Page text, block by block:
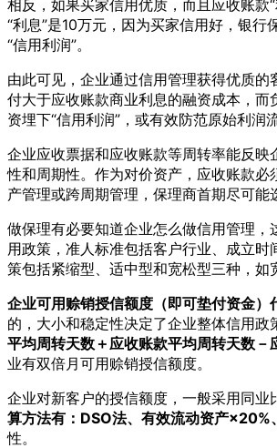
相反，如果买家信用优质，而且应收账款
“利息”是10万元，因为买家信用好，银
“信用利润”。
由此可见，企业通过信用管理获得优质
付大于应收账款商业利息的融资成本，而
资埋下“信用利润”，或有效防范原始利润流
企业应收票据和应收账款等周转率能反
性和周期性。作为对价资产，应收账款
产管理或跨周期管理，保理商首期尽可能
做保理有必要知道企业怎么做信用管理
用政策，准人标准包括客户行业、成立
策包括紧缩型、适中型和宽松型三种，如
企业可用赊销授信额度（即可垫付资金
的，大小和稳定性决定了企业整体信用政
平均周转天数＋应收账款平均周转天数－
业有双倍月可用赊销授信额度。
企业对新客户的授信额度，一般采用同业
算方法有：DSO法、有效流动资产
性。